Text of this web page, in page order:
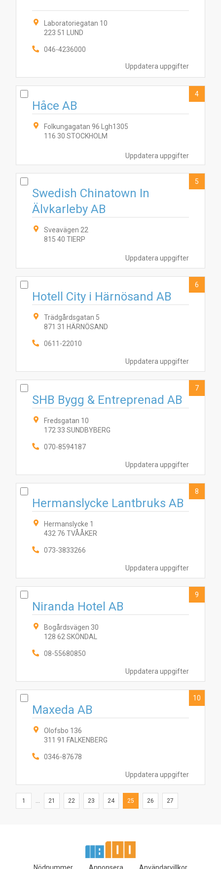
Uppdatera uppgifter
Laboratoriegatan 10
223 51 LUND
046-4236000
Uppdatera uppgifter
Håce AB
Folkungagatan 96 Lgh1305
116 30 STOCKHOLM
4
Uppdatera uppgifter
Swedish Chinatown In
Älvkarleby AB
Sveavägen 22
815 40 TIERP
5
Uppdatera uppgifter
Hotell City i Härnösand AB
Trädgårdsgatan 5
871 31 HÄRNÖSAND
0611-22010
6
Uppdatera uppgifter
SHB Bygg & Entreprenad AB
Fredsgatan 10
172 33 SUNDBYBERG
070-8594187
7
Uppdatera uppgifter
Hermanslycke Lantbruks AB
Hermanslycke 1
432 76 TVÅÅKER
073-3833266
8
Uppdatera uppgifter
Niranda Hotel AB
Bogårdsvägen 30
128 62 SKÖNDAL
08-55680850
9
Uppdatera uppgifter
Maxeda AB
Olofsbo 136
311 91 FALKENBERG
0346-87678
10
1 ... 21 22 23 24 25 26 27